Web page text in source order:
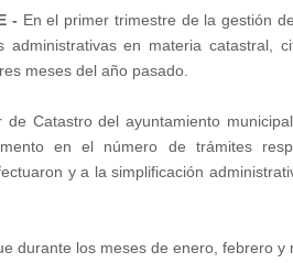
- En el primer trimestre de la gestión
administrativas en materia catastral,
meses del año pasado.
de Catastro del ayuntamiento
en el número de trámites
y a la simplificación
durante los meses de enero, febrero